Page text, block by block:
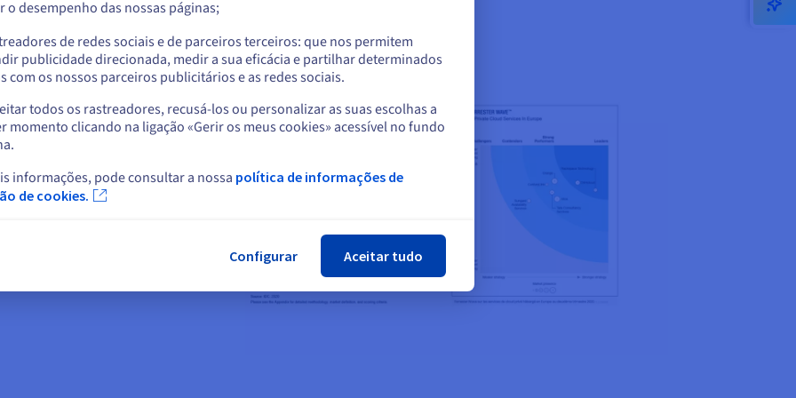
Forrester e IDC
Forrester Wave™: Hosted
empresa europeia na
Assessment
classificação.
ou
no website atual
outro website
o desempenho das nossas páginas;
de redes sociais e de parceiros terceiros: que nos permitem
publicidade direcionada, medir a sua eficácia e partilhar determinados
com os nossos parceiros publicitários e as redes sociais.
todos os rastreadores, recusá-los ou personalizar as suas escolhas a
momento clicando na ligação «Gerir os meus cookies» acessível no fundo
informações, pode consultar a nossa política de informações de
de cookies.
Configurar Aceitar tudo